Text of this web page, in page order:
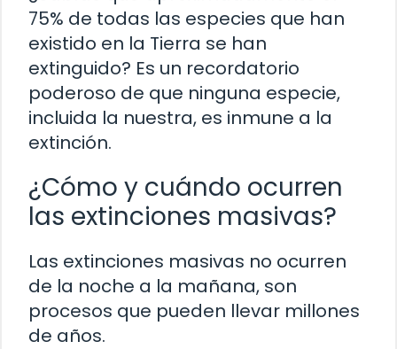
75% de todas las especies que han
existido en la Tierra se han
extinguido? Es un recordatorio
poderoso de que ninguna especie,
incluida la nuestra, es inmune a la
extinción.
¿Cómo y cuándo ocurren
las extinciones masivas?
Las extinciones masivas no ocurren
de la noche a la mañana, son
procesos que pueden llevar millones
de años.